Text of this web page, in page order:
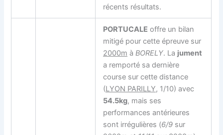
récents résultats.
PORTUCALE offre un bilan
mitigé pour cette épreuve sur
2000m à BORELY. La jument
a remporté sa dernière
course sur cette distance
(LYON PARILLY, 1/10) avec
54.5kg, mais ses
performances antérieures
sont irrégulières (6/9 sur